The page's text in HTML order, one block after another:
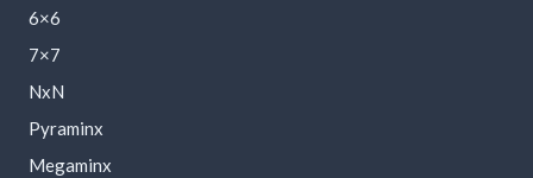
6×6
7×7
NxN
Pyraminx
Megaminx